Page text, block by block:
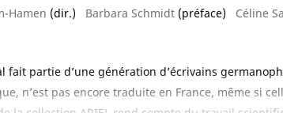
Hamen (dir.) Barbara Schmidt (préface) Céline
fait partie d’une génération d’écrivains
n’est pas encore traduite en France, même si